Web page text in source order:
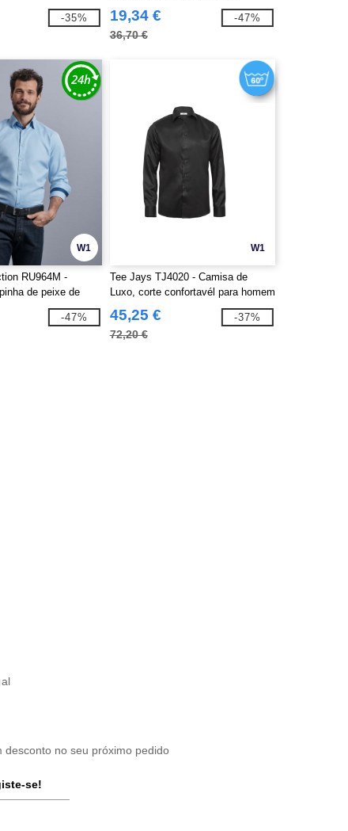
-35%
Herringbone
19,34 €
36,70 €
-47%
W1
RU964M -
de peixe de
longa de
masculina-47%
W1
Tee Jays TJ4020 - Camisa de
Luxo, corte confortavél para homem
45,25 €
72,20 €
-37%
desconto no seu próximo pedido
se!